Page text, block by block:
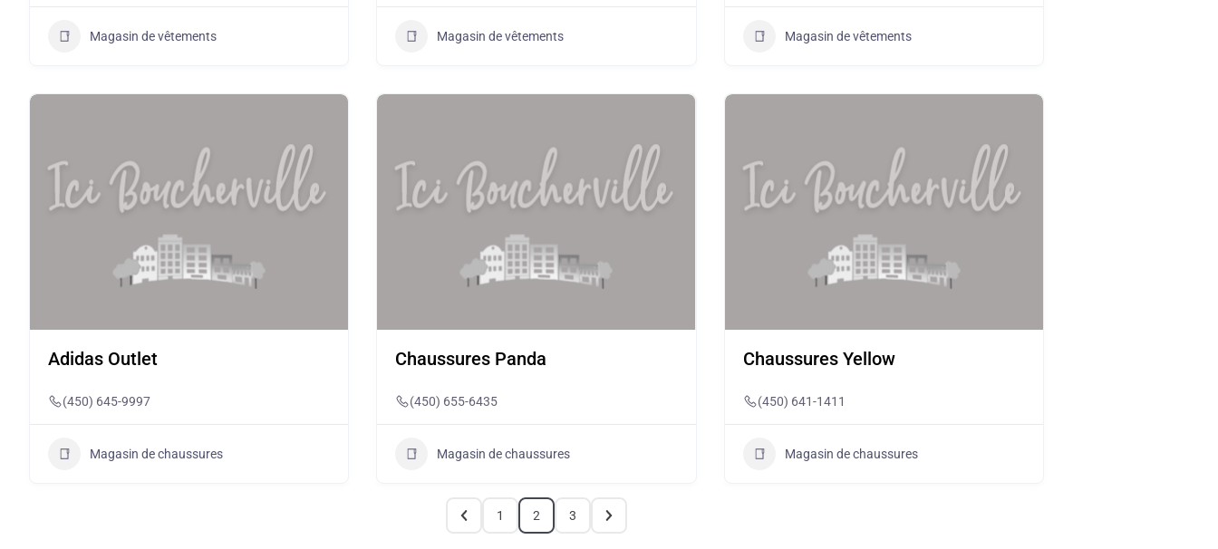
Magasin de vêtements Magasin de vêtements Magasin de vêtements
Adidas Outlet
(450) 645-9997
Magasin de chaussures
Chaussures Panda
(450) 655-6435
Magasin de chaussures
Chaussures Yellow
(450) 641-1411
Magasin de chaussures
1 2 3